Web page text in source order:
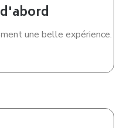
une belle expérience.